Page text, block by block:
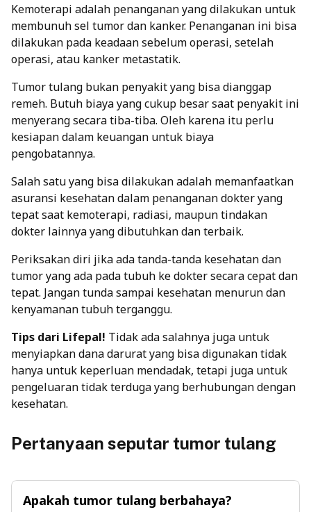
Kemoterapi adalah penanganan yang dilakukan untuk
membunuh sel tumor dan kanker. Penanganan ini bisa
dilakukan pada keadaan sebelum operasi, setelah
operasi, atau kanker metastatik.
Tumor tulang bukan penyakit yang bisa dianggap
remeh. Butuh biaya yang cukup besar saat penyakit ini
menyerang secara tiba-tiba. Oleh karena itu perlu
kesiapan dalam keuangan untuk biaya
pengobatannya.
Salah satu yang bisa dilakukan adalah memanfaatkan
asuransi kesehatandalam penanganan dokter yang
tepat saat kemoterapi, radiasi, maupun tindakan
dokter lainnya yang dibutuhkan dan terbaik.
Periksakan diri jika ada tanda-tanda kesehatan dan
tumor yang ada pada tubuh ke dokter secara cepat dan
tepat. Jangan tunda sampai kesehatan menurun dan
kenyamanan tubuh terganggu.
Tips dari Lifepal! Tidak ada salahnya juga untuk
menyiapkan dana darurat yang bisa digunakan tidak
hanya untuk keperluan mendadak, tetapi juga untuk
pengeluaran tidak terduga yang berhubungan dengan
kesehatan.
Pertanyaan seputar tumor tulang
Apakah tumor tulang berbahaya?